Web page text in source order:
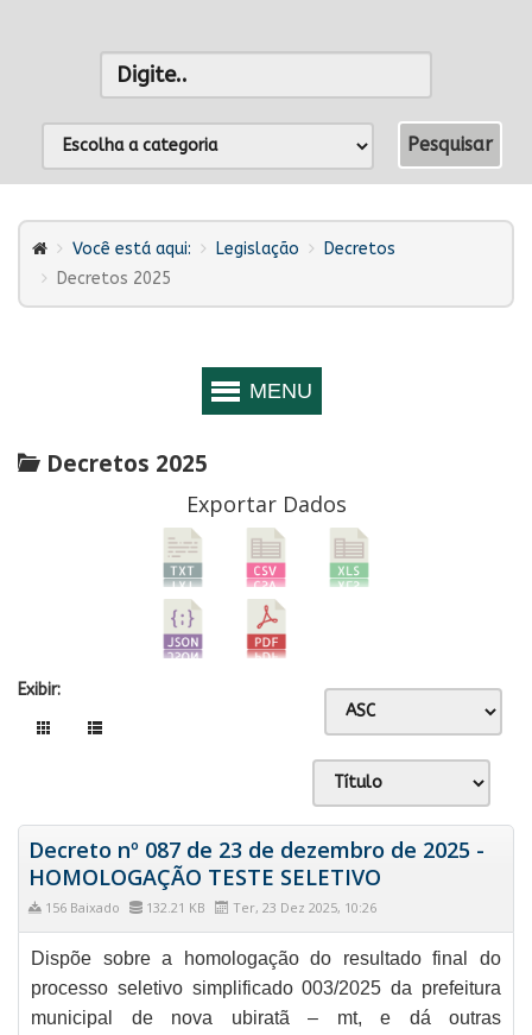
Você está aqui: Legislação
Decretos
Decretos 2025
Decretos 2025
Exportar Dados
Exibir:
Decreto nº 087 de 23 de dezembro de 2025 -
HOMOLOGAÇÃO TESTE SELETIVO
156 Baixado 132.21 KB Ter, 23 Dez 2025, 10:26
Dispõe sobre a homologação do resultado final do
processo seletivo simplificado 003/2025 da prefeitura
municipal de nova ubiratã – mt, e dá outras